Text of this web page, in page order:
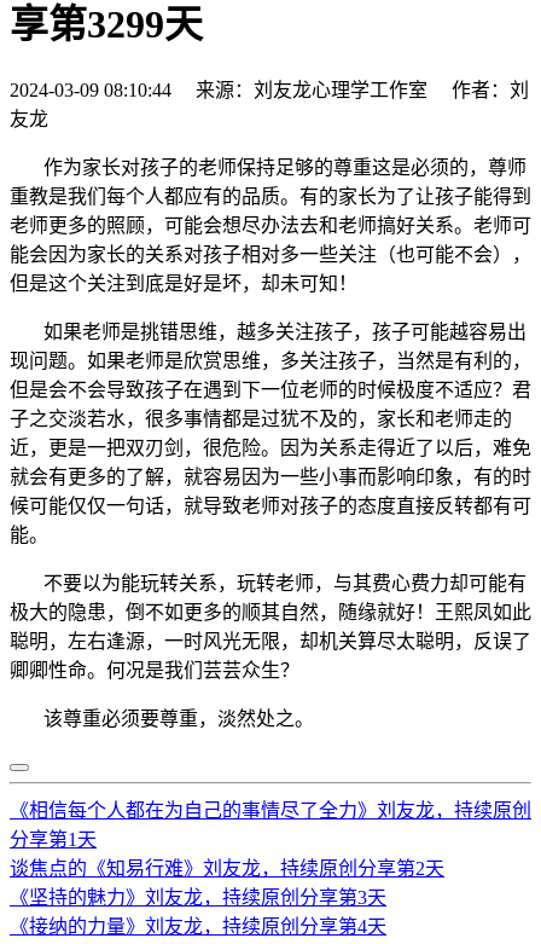
享第3299天
2024-03-09 08:10:44 来源：刘友龙心理学工作室 作者：刘
友龙
作为家长对孩子的老师保持足够的尊重这是必须的，尊师
重教是我们每个人都应有的品质。有的家长为了让孩子能得到
老师更多的照顾，可能会想尽办法去和老师搞好关系。老师可
能会因为家长的关系对孩子相对多一些关注（也可能不会），
但是这个关注到底是好是坏，却未可知！
如果老师是挑错思维，越多关注孩子，孩子可能越容易出
现问题。如果老师是欣赏思维，多关注孩子，当然是有利的，
但是会不会导致孩子在遇到下一位老师的时候极度不适应？君
子之交淡若水，很多事情都是过犹不及的，家长和老师走的
近，更是一把双刃剑，很危险。因为关系走得近了以后，难免
就会有更多的了解，就容易因为一些小事而影响印象，有的时
候可能仅仅一句话，就导致老师对孩子的态度直接反转都有可
能。
不要以为能玩转关系，玩转老师，与其费心费力却可能有
极大的隐患，倒不如更多的顺其自然，随缘就好！王熙凤如此
聪明，左右逢源，一时风光无限，却机关算尽太聪明，反误了
卿卿性命。何况是我们芸芸众生？
该尊重必须要尊重，淡然处之。
《相信每个人都在为自己的事情尽了全力》刘友龙，持续原创
分享第1天
谈焦点的《知易行难》刘友龙，持续原创分享第2天
《坚持的魅力》刘友龙，持续原创分享第3天
《接纳的力量》刘友龙，持续原创分享第4天